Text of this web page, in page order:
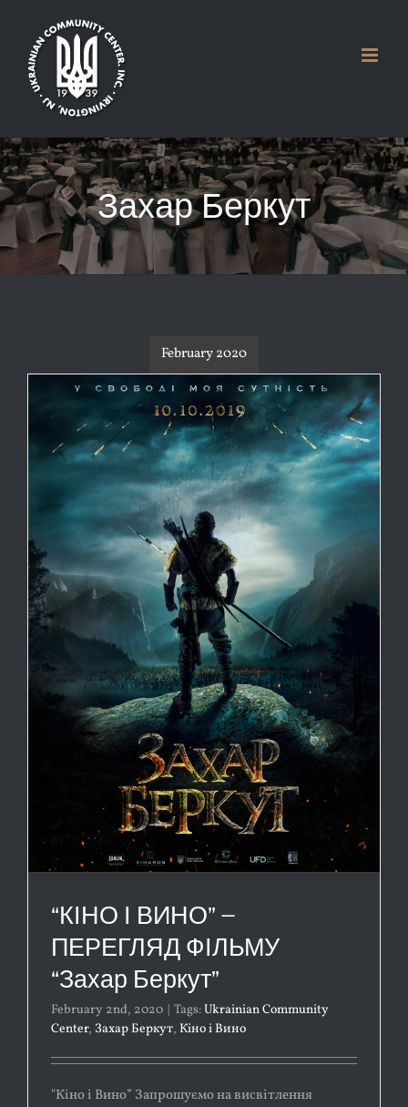
content
Захар Беркут
February 2020
“КІНО І ВИНО” –
ПЕРЕГЛЯД ФІЛЬМУ
“Захар Беркут”
February 2nd, 2020 Tags:Ukrainian Community
Center, Захар Беркут, Кіно і Вино
"Кіно і Вино” Запрошуємо на висвітлення